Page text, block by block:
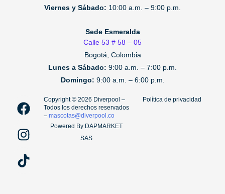
Viernes y Sábado: 10:00 a.m. – 9:00 p.m.
Sede Esmeralda
Calle 53 # 58 – 05
Bogotá, Colombia
Lunes a Sábado: 9:00 a.m. – 7:00 p.m.
Domingo: 9:00 a.m. – 6:00 p.m.
F
a
c
e
b
o
I
n
s
t
a
g
T
i
k
t
o
k
Copyright ©️ 2026 Diverpool –
Todos los derechos reservados
–mascotas@diverpool.co
Powered By DAPMARKET
SAS
Política de privacidad